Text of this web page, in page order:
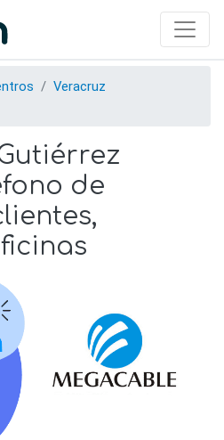
Veracruz
de